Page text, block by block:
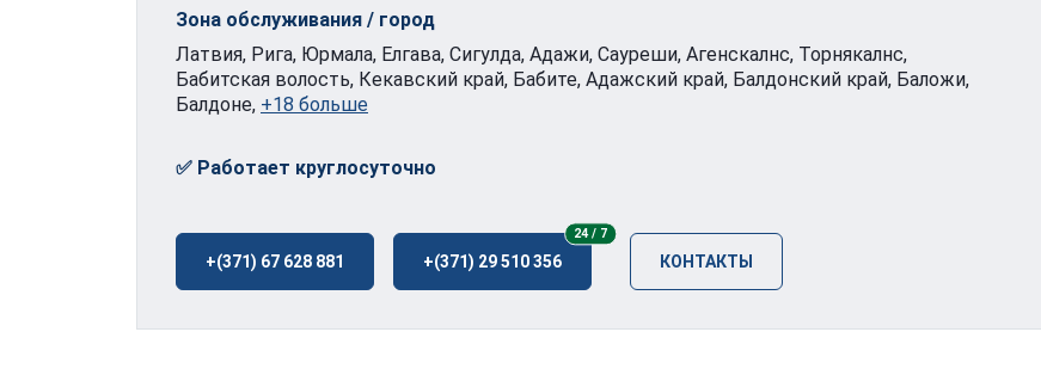
Зона обслуживания / город
Латвия, Рига, Юрмала, Елгава, Сигулда, Адажи, Сауреши, Агенскалнс, Торнякалнс,
Бабитская волость, Кекавский край, Бабите, Адажский край, Балдонский край, Баложи,
Балдоне, +18 больше
✅ Работает круглосуточно
+(371) 67 628 881 +(371) 29 510 356
24 / 724/7
КОНТАКТЫ